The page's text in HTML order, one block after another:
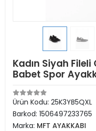
Kadın Siyah
Babet Spor
Ürün Kodu: 25K3YB5QXL
Barkod: 1506497233765
Marka: MFT AYAKKABI